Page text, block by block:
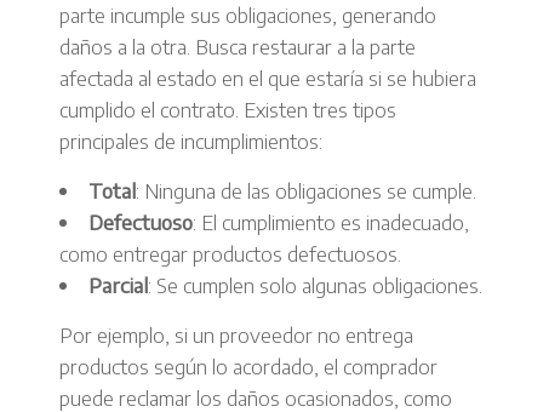
parte incumple sus obligaciones, generando
daños a la otra. Busca restaurar a la parte
afectada al estado en el que estaría si se hubiera
cumplido el contrato. Existen tres tipos
principales de incumplimientos:
Total: Ninguna de las obligaciones se cumple.
Defectuoso: El cumplimiento es inadecuado,
como entregar productos defectuosos.
Parcial: Se cumplen solo algunas obligaciones.
Por ejemplo, si un proveedor no entrega
productos según lo acordado, el comprador
puede reclamar los daños ocasionados, como